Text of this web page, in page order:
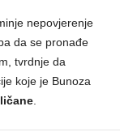
nepovjerenje
da se pronađe
tvrdnje da
koje je Bunoza